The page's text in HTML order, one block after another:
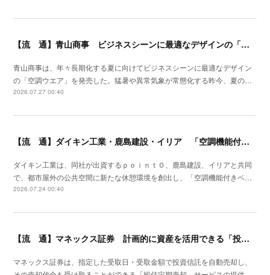
【流 通】青山商事 ビジネスシーンに最適なデザインの「空調ウエア」発売
青山商事は、年々長期化する夏に向けてビジネスシーンに最適なデザイン
の「空調ウエア」を発売した。猛暑や異常気象が常態化する昨今、夏の…
2026.07.27 00:40
【流 通】ダイキン工業・鹿島建設・イリア 「空調機能付きベンチ」の事業性を検証
ダイキン工業は、同社が出資するｐｏｉｎｔ０、鹿島建設、イリアと共同
で、都市屋外の公共空間に新たな休憩環境を創出し、「空調機能付きベ…
2026.07.24 00:40
【流 通】マネックス証券 計画的に資産を活用できる「投信定期売却」の提供開始
マネックス証券は、指定した受取日・受取金額で投資信託を自動売却し、